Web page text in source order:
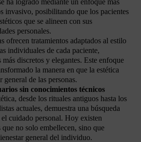
ha logrado mediante un enfoque más
invasivo, posibilitando que los pacientes
que se alineen con sus
personales.
ofrecen tratamientos adaptados al estilo
individuales de cada paciente,
más discretos y elegantes. Este enfoque
la manera en que la estética
de las personas.
sin conocimientos técnicos
desde los rituales antiguos hasta los
actuales, demuestra una búsqueda
cuidado personal. Hoy existen
no solo embellecen, sino que
general del individuo.